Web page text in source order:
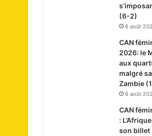
(6-2)
6 août
CAN
2026: le
aux
malgré
Zambie
6 août
CAN
:
son billet